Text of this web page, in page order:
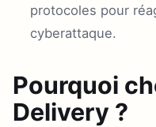
protocoles pour
cyberattaque.
Pourquoi
Delivery ?